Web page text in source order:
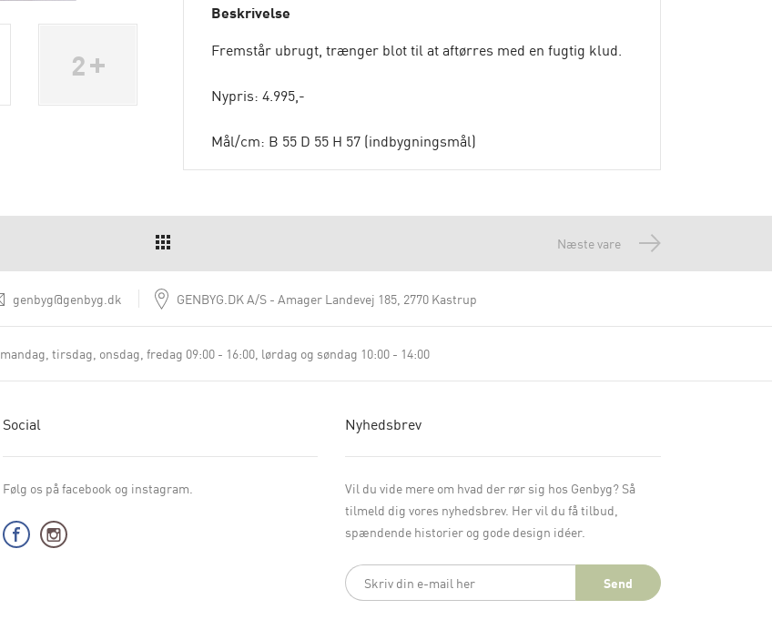
2
Beskrivelse
Fremstår ubrugt, trænger blot til at aftørres med en fugtig klud.
Nypris: 4.995,-
Mål/cm: B 55 D 55 H 57 (indbygningsmål)
Næste vare
genbyg@genbyg.dk GENBYG.DK A/S Amager Landevej 185 2770 Kastrup
mandag, tirsdag, onsdag, fredag 09:00 - 16:00 lørdag og søndag 10:00 - 14:00
Social
Følg os på facebook og instagram.
Nyhedsbrev
Vil du vide mere om hvad der rør sig hos Genbyg? Så
tilmeld dig vores nyhedsbrev. Her vil du få tilbud,
spændende historier og gode design idéer.